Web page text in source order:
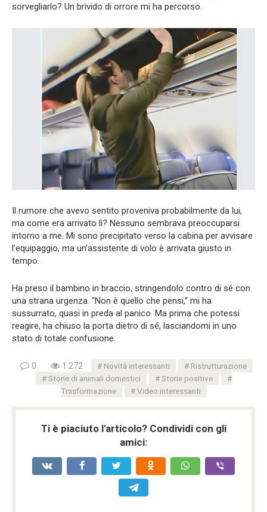
sorvegliarlo? Un brivido di orrore mi ha percorso.
Il rumore che avevo sentito proveniva probabilmente da lui,
ma come era arrivato lì? Nessuno sembrava preoccuparsi
intorno a me. Mi sono precipitato verso la cabina per avvisare
l’equipaggio, ma un’assistente di volo è arrivata giusto in
tempo.
Ha preso il bambino in braccio, stringendolo contro di sé con
una strana urgenza. “Non è quello che pensi,” mi ha
sussurrato, quasi in preda al panico. Ma prima che potessi
reagire, ha chiuso la porta dietro di sé, lasciandomi in uno
stato di totale confusione.
0 1.272 Novità interessanti
Ristrutturazione
Storie di animali domestici
Storie positive
Trasformazione
Video interessanti
Ti è piaciuto l'articolo? Condividi con gli
amici: